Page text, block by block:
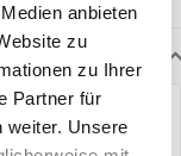
anbieten
zu
zu Ihrer
Partner für
weiter. Unsere